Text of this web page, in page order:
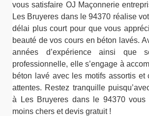
vous satisfaire OJ Maçonnerie
Les Bruyeres dans le 94370 réalise
délai plus court pour que vous
beauté de vos cours en béton lavés.
années d’expérience ainsi que
professionnelle, elle s’engage à
béton lavé avec les motifs assortis et
attentes. Restez tranquille
à Les Bruyeres dans le 94370 vous
moins chers et devis gratuit !